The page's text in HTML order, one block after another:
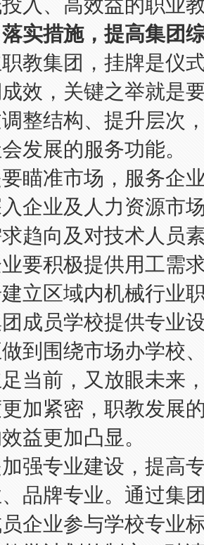
入、高效益的职业
措施，提高集团
集团，挂牌是仪式
效，关键之举就是
整结构、提升层次
发展的服务功能。
准市场，服务企业
企业及人力资源市
趋向及对技术人员
要积极提供用工需
立区域内机械行业
成员学校提供专业
到围绕市场办学校
当前，又放眼未来
加紧密，职教发展
益更加凸显。
专业建设，提高专
品牌专业。通过集
企业参与学校专业